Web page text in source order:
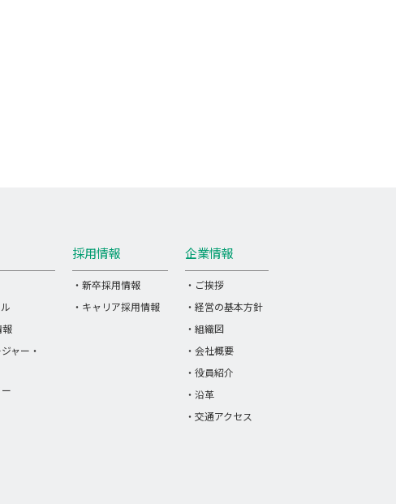
報
ャー・
採用情報
・新卒採用情報
・キャリア採用情報
企業情報
・ご挨拶
・経営の基本方針
・組織図
・会社概要
・役員紹介
・沿革
・交通アクセス